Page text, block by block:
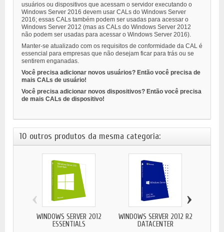
usuários ou dispositivos que acessam o servidor executando o
Windows Server 2016 devem usar CALs do Windows Server
2016; essas CALs também podem ser usadas para acessar o
Windows Server 2012 (mas as CALs do Windows Server 2012
não podem ser usadas para acessar o Windows Server 2016).
Manter-se atualizado com os requisitos de conformidade da CAL é
essencial para empresas que não desejam ficar para trás ou se
sentirem enganadas.
Você precisa adicionar novos usuários? Então você precisa de
mais CALs de usuário!
Você precisa adicionar novos dispositivos? Então você precisa
de mais CALs de dispositivo!
10 outros produtos da mesma categoria:
WINDOWS SERVER 2012
ESSENTIALS
WINDOWS SERVER 2012 R2
DATACENTER
‹ ›